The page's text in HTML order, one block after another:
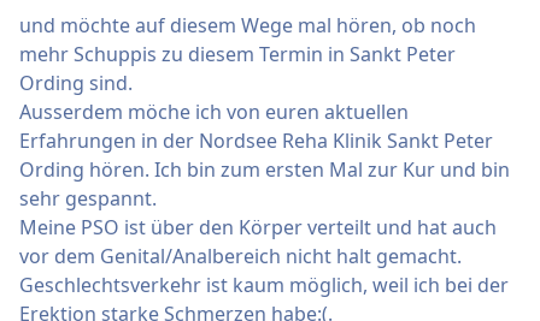
und möchte auf diesem Wege mal hören, ob noch
mehr Schuppis zu diesem Termin in Sankt Peter
Ording sind.
Ausserdem möche ich von euren aktuellen
Erfahrungen in der Nordsee Reha Klinik Sankt Peter
Ording hören. Ich bin zum ersten Mal zur Kur und bin
sehr gespannt.
Meine PSO ist über den Körper verteilt und hat auch
vor dem Genital/Analbereich nicht halt gemacht.
Geschlechtsverkehr ist kaum möglich, weil ich bei der
Erektion starke Schmerzen habe:(.